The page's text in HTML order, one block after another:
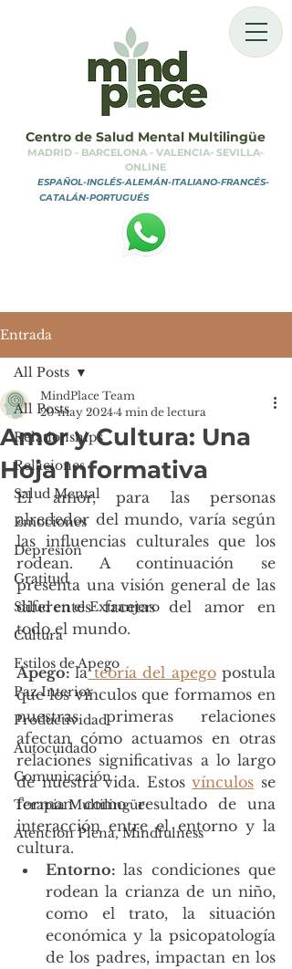
Centro de Salud Mental Multilingüe
MADRID - BARCELONA - VALENCIA- SEVILLA-
ONLINE
ESPAÑOL-INGLÉS-ALEMÁN-ITALIANO-FRANCÉS-
CATALÁN-PORTUGUÉSMINDPLACE CENTER
Entrada
All Posts
Relationships
Relaciones
Salud Mental
Emociones
Depresión
Gratitud
Salud en el Extranjero
Cultura
Estilos de Apego
Paz Interior
Productividad
Autocuidado
Comunicación
Terapia Multilingüe
Atención Plena, Mindfulness
All Posts
Amor y Cultura: Una
Hoja Informativa
MindPlace Team
20 may 2024 4 min de lectura
El amor, para las personas
alrededor del mundo, varía según
las influencias culturales que los
rodean. A continuación se
presenta una visión general de las
diferentes facetas del amor en
todo el mundo.
Apego: la teoría del apego postula
que los vínculos que formamos en
nuestras primeras relaciones
afectan cómo actuamos en otras
relaciones significativas a lo largo
de nuestra vida. Estos vínculos se
forman como resultado de una
interacción entre el entorno y la
cultura.
Entorno: las condiciones que
rodean la crianza de un niño,
como el trato, la situación
económica y la psicopatología
de los padres, impactan en los